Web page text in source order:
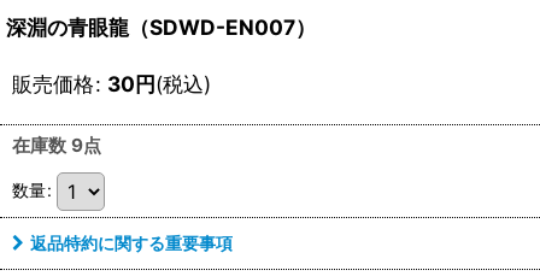
深淵の青眼龍（SDWD-EN007）
販売価格: 30円(税込)
在庫数 9点
数量:
返品特約に関する重要事項